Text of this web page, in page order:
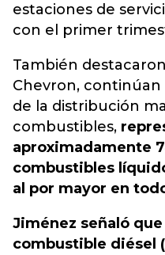
estaciones de
con el primer
También
Chevron,
de la distribución
combustibles,
aproximadamente
combustibles
al por mayor en
Jiménez señaló
combustible diésel